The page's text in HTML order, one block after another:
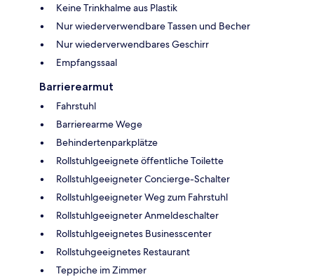
Keine Trinkhalme aus Plastik
Nur wiederverwendbare Tassen und Becher
Nur wiederverwendbares Geschirr
Empfangssaal
Barrierearmut
Fahrstuhl
Barrierearme Wege
Behindertenparkplätze
Rollstuhlgeeignete öffentliche Toilette
Rollstuhlgeeigneter Concierge-Schalter
Rollstuhlgeeigneter Weg zum Fahrstuhl
Rollstuhlgeeigneter Anmeldeschalter
Rollstuhlgeeignetes Businesscenter
Rollstuhgeeignetes Restaurant
Teppiche im Zimmer